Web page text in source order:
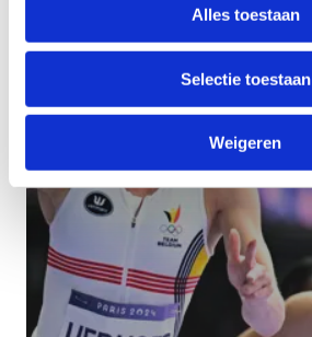
Alles toestaan
Selectie toestaan
Weigeren